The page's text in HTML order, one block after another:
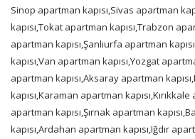
Sinop apartman kapısı,Sivas apartman
kapısı,Tokat apartman kapısı,Trabzon
apartman kapısı,Şanlıurfa apartman
kapısı,Van apartman kapısı,Yozgat
apartman kapısı,Aksaray apartman
kapısı,Karaman apartman
apartman kapısı,Şırnak apartman
kapısı,Ardahan apartman kapısı,Iğdır